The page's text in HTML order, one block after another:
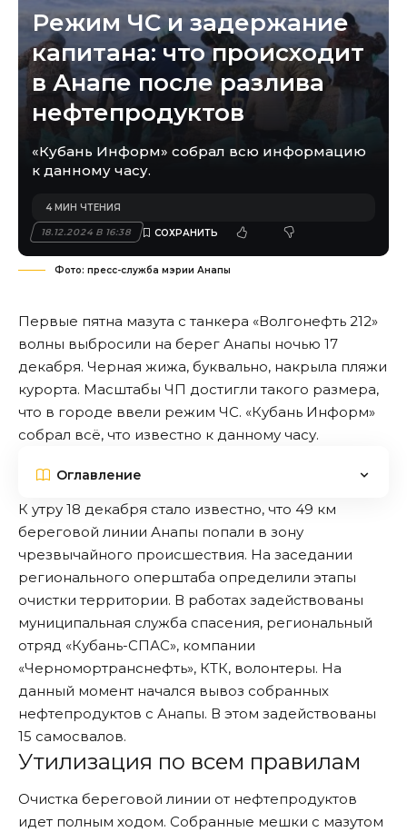
Режим ЧС и задержание
капитана: что происходит
в Анапе после разлива
нефтепродуктов
«Кубань Информ» собрал всю информацию
к данному часу.
18.12.2024 В 16:38
4 МИН ЧТЕНИЯ
Фото: пресс-служба мэрии Анапы
Первые пятна мазута с танкера «Волгонефть 212»
волны выбросили на берег Анапы ночью 17
декабря. Черная жижа, буквально, накрыла пляжи
курорта. Масштабы ЧП достигли такого размера,
что в городе ввели режим ЧС. «Кубань Информ»
собрал всё, что известно к данному часу.
Оглавление
К утру 18 декабря стало известно, что 49 км
береговой линии Анапы попали в зону
чрезвычайного происшествия. На заседании
регионального оперштаба определили этапы
очистки территории. В работах задействованы
муниципальная служба спасения, региональный
отряд «Кубань-СПАС», компании
«Черномортранснефть», КТК, волонтеры. На
данный момент начался вывоз собранных
нефтепродуктов с Анапы. В этом задействованы
15 самосвалов.
Утилизация по всем правилам
Очистка береговой линии от нефтепродуктов
идет полным ходом. Собранные мешки с мазутом